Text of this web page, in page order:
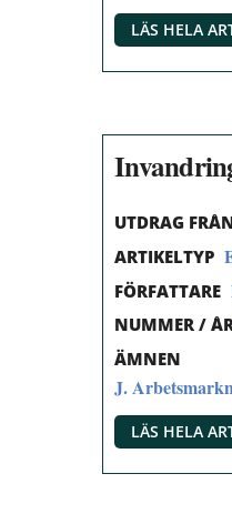
LÄS HELA
UTDRAG
ARTIKELTYP
FÖRFATTARE
NUMMER /
ÄMNEN
J.
LÄS HELA